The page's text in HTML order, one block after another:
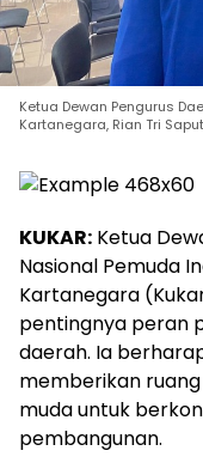
Ketua Dewan Pengurus
Kartanegara, Rian Tri
KUKAR: Ketua
Nasional Pemuda
Kartanegara
pentingnya peran
daerah. Ia
memberikan
muda untuk
pembangunan.